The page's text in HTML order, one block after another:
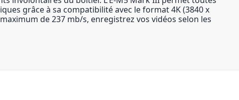
grâce à sa compatibilité avec le format 4K (3840 x
de 237 mb/s, enregistrez vos vidéos selon les